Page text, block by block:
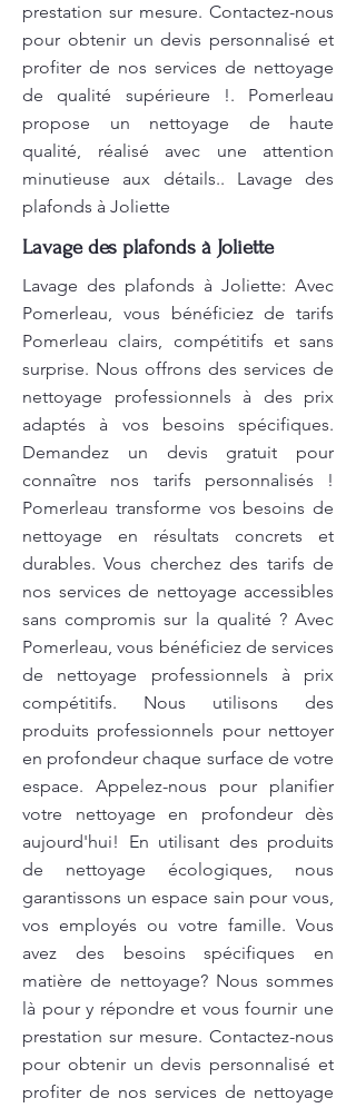
prestation sur mesure. Contactez-nous
pour obtenir un devis personnalisé et
profiter de nos services de nettoyage
de qualité supérieure !. Pomerleau
propose un nettoyage de haute
qualité, réalisé avec une attention
minutieuse aux détails.. Lavage des
plafonds à Joliette
Lavage des plafonds à Joliette
Lavage des plafonds à Joliette: Avec
Pomerleau, vous bénéficiez de tarifs
Pomerleau clairs, compétitifs et sans
surprise. Nous offrons des services de
nettoyage professionnels à des prix
adaptés à vos besoins spécifiques.
Demandez un devis gratuit pour
connaître nos tarifs personnalisés !
Pomerleau transforme vos besoins de
nettoyage en résultats concrets et
durables. Vous cherchez des tarifs de
nos services de nettoyage accessibles
sans compromis sur la qualité ? Avec
Pomerleau, vous bénéficiez de services
de nettoyage professionnels à prix
compétitifs. Nous utilisons des
produits professionnels pour nettoyer
en profondeur chaque surface de votre
espace. Appelez-nous pour planifier
votre nettoyage en profondeur dès
aujourd'hui! En utilisant des produits
de nettoyage écologiques, nous
garantissons un espace sain pour vous,
vos employés ou votre famille. Vous
avez des besoins spécifiques en
matière de nettoyage? Nous sommes
là pour y répondre et vous fournir une
prestation sur mesure. Contactez-nous
pour obtenir un devis personnalisé et
profiter de nos services de nettoyage